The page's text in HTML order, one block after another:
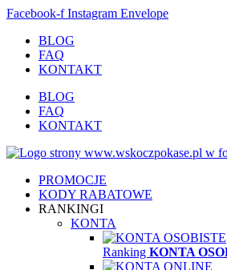
Facebook-f Instagram Envelope
BLOG
FAQ
KONTAKT
BLOG
FAQ
KONTAKT
PROMOCJE
KODY RABATOWE
RANKINGI
KONTA
Ranking KONTA